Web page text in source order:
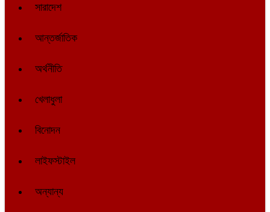
সারাদেশ
আন্তর্জাতিক
অর্থনীতি
খেলাধুলা
বিনোদন
লাইফস্টাইল
অন্যান্য